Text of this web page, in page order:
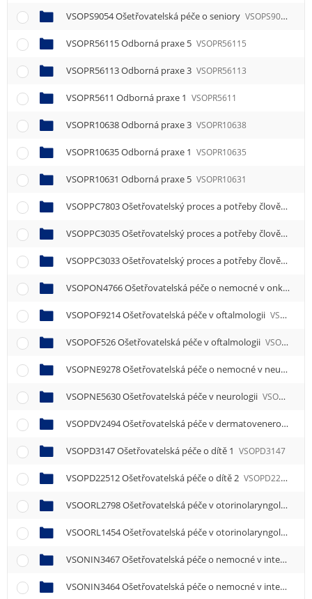
VSOPS9054 Ošetřovatelská péče o seniory VSOPS9054
VSOPR56115 Odborná praxe 5 VSOPR56115
VSOPR56113 Odborná praxe 3 VSOPR56113
VSOPR5611 Odborná praxe 1 VSOPR5611
VSOPR10638 Odborná praxe 3 VSOPR10638
VSOPR10635 Odborná praxe 1 VSOPR10635
VSOPR10631 Odborná praxe 5 VSOPR10631
VSOPPC7803 Ošetřovatelský proces a potřeby člověka 1
VSOPPC3035 Ošetřovatelský proces a potřeby člověka 1
VSOPPC3033 Ošetřovatelský proces a potřeby člověka 3
VSOPON4766 Ošetřovatelská péče o nemocné v onkologii
VSOPOF9214 Ošetřovatelská péče v oftalmologii VSOPOF9214
VSOPOF526 Ošetřovatelská péče v oftalmologii VSOPOF526
VSOPNE9278 Ošetřovatelská péče o nemocné v neurologii
VSOPNE5630 Ošetřovatelská péče v neurologii VSOPNE5630
VSOPDV2494 Ošetřovatelská péče v dermatovenerologii
VSOPD3147 Ošetřovatelská péče o dítě 1 VSOPD3147
VSOPD22512 Ošetřovatelská péče o dítě 2 VSOPD22512
VSOORL2798 Ošetřovatelská péče v otorinolaryngologii
VSOORL1454 Ošetřovatelská péče v otorinolaryngologii
VSONIN3467 Ošetřovatelská péče o nemocné v interních oborech 1
VSONIN3464 Ošetřovatelská péče o nemocné v interních oborech 4